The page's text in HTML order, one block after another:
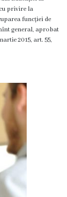
privire la
funcției de
general, aprobat
2015, art. 55,